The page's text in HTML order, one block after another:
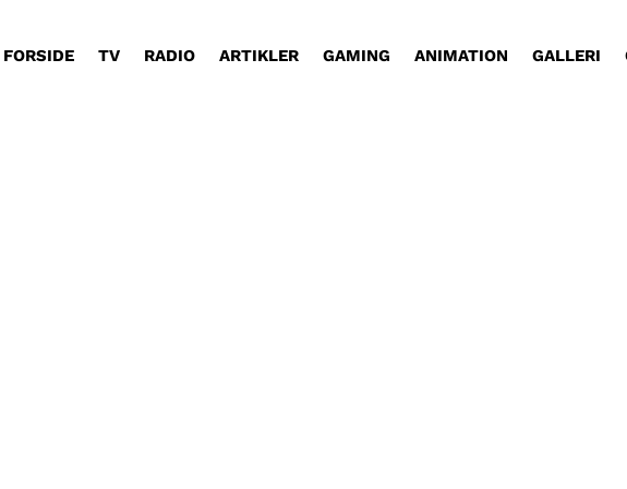
FORSIDE TV RADIO ARTIKLER GAMING ANIMATION GALLERI